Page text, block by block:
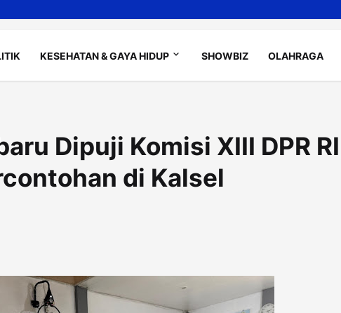
KESEHATAN & GAYA HIDUP SHOWBIZ OLAHRAGA
Dipuji Komisi XIII DPR
di Kalsel